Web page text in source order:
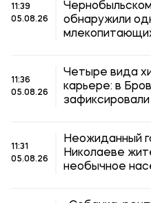
11:39
05.08.26
обнаружили
11:36
05.08.26
Четыре вида
карьере: в
11:31
05.08.26
Неожиданный
Николаеве
необычное